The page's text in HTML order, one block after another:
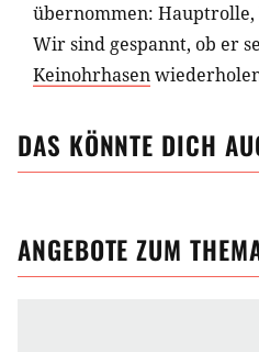
übernommen: Hauptrolle,
Wir sind gespannt, ob er
Keinohrhasen
DAS KÖNNTE DICH
ANGEBOTE ZUM